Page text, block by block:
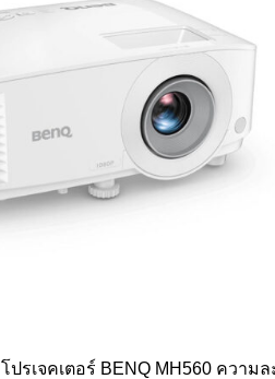
โปรเจคเตอร์ BENQ MH560 ควา